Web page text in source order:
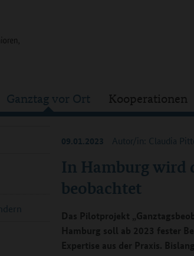
Ganztag vor Ort Kooperationen
In Hamburg wird
beobachtet
09.01.2023 Autor/in: Claudia
Das Pilotprojekt
Hamburg soll ab 2023 fester
Expertise aus der Praxis.